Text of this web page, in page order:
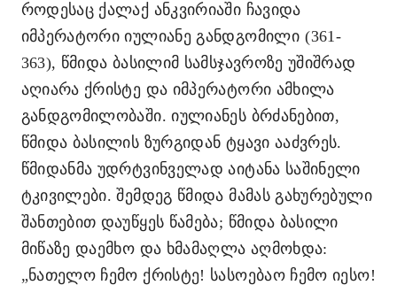
როდესაც ქალაქ ანკვირიაში ჩავიდა
იმპერატორი იულიანე განდგომილი (361-
363), წმიდა ბასილიმ სამსჯავროზე უშიშრად
აღიარა ქრისტე და იმპერატორი ამხილა
განდგომილობაში. იულიანეს ბრძანებით,
წმიდა ბასილის ზურგიდან ტყავი ააძვრეს.
წმიდანმა უდრტვინველად აიტანა საშინელი
ტკივილები. შემდეგ წმიდა მამას გახურებული
შანთებით დაუწყეს წამება; წმიდა ბასილი
მიწაზე დაემხო და ხმამაღლა აღმოხდა:
„ნათელო ჩემო ქრისტე! სასოებაო ჩემო იესო!